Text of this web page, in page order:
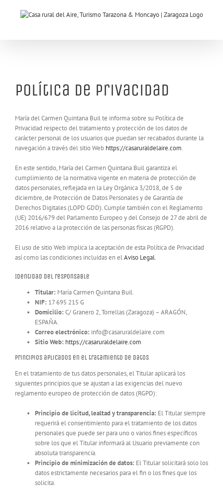
Política de Privacidad
María del Carmen Quintana Buil te informa sobre su Política de
Privacidad respecto del tratamiento y protección de los datos de
carácter personal de los usuarios que puedan ser recabados durante la
navegación a través del sitio Web https://casaruraldelaire.com.
En este sentido, María del Carmen Quintana Buil garantiza el
cumplimiento de la normativa vigente en materia de protección de
datos personales, reflejada en la Ley Orgánica 3/2018, de 5 de
diciembre, de Protección de Datos Personales y de Garantía de
Derechos Digitales (LOPD GDD). Cumple también con el Reglamento
(UE) 2016/679 del Parlamento Europeo y del Consejo de 27 de abril de
2016 relativo a la protección de las personas físicas (RGPD).
El uso de sitio Web implica la aceptación de esta Política de Privacidad
así como las condiciones incluidas en elAviso Legal.
Identidad del responsable
Titular: María Carmen Quintana Buil.
NIF: 17 695 215 G
Domicilio: C/ Granero 2, Torrellas (Zaragoza) – ARAGÓN,
ESPAÑA.
Correo electrónico: info@casaruraldelaire.com
Sitio Web: https://casaruraldelaire.com
Principios aplicados en el tratamiento de datos
En el tratamiento de tus datos personales, el Titular aplicará los
siguientes principios que se ajustan a las exigencias del nuevo
reglamento europeo de protección de datos (RGPD):
Principio de licitud, lealtad y transparencia: El Titular siempre
requerirá el consentimiento para el tratamiento de los datos
personales que puede ser para uno o varios fines específicos
sobre los que el Titular informará al Usuario previamente con
absoluta transparencia.
Principio de minimización de datos: El Titular solicitará solo los
datos estrictamente necesarios para el fin o los fines que los
solicita.